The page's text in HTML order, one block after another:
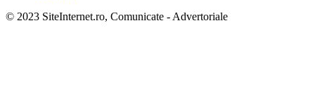
© 2023 SiteInternet.ro, Comunicate - Advertoriale